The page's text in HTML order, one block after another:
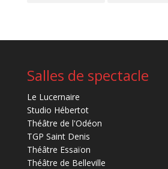
Salles de spectacle
Le Lucernaire
Studio Hébertot
Théâtre de l'Odéon
TGP Saint Denis
Théâtre Essaïon
Théâtre de Belleville